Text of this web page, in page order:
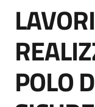
Bandi
e
di
Salta al contenuto
POLO